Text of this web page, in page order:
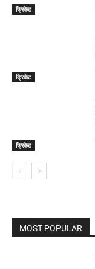
क्रिकेट
क्रिकेट
क्रिकेट
MOST POPULAR